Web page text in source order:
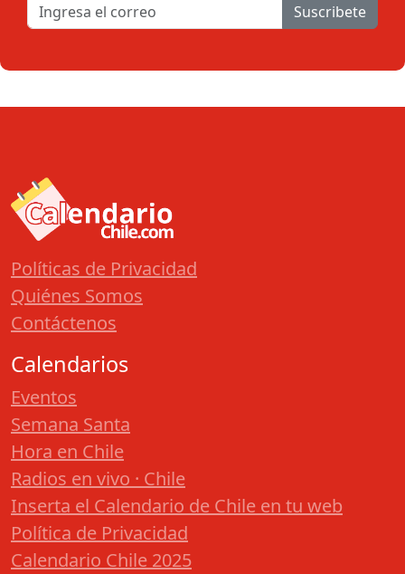
Suscribete
Políticas de Privacidad
Quiénes Somos
Contáctenos
Calendarios
Eventos
Semana Santa
Hora en Chile
Radios en vivo · Chile
Inserta el Calendario de Chile en tu web
Política de Privacidad
Calendario Chile 2025